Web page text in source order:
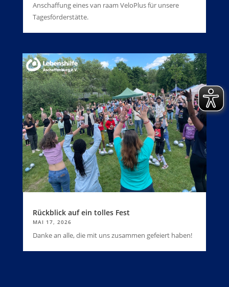
Anschaffung eines van raam VeloPlus für unsere
Tagesförderstätte.
Rückblick auf ein tolles Fest
MAI 17, 2026
Danke an alle, die mit uns zusammen gefeiert haben!